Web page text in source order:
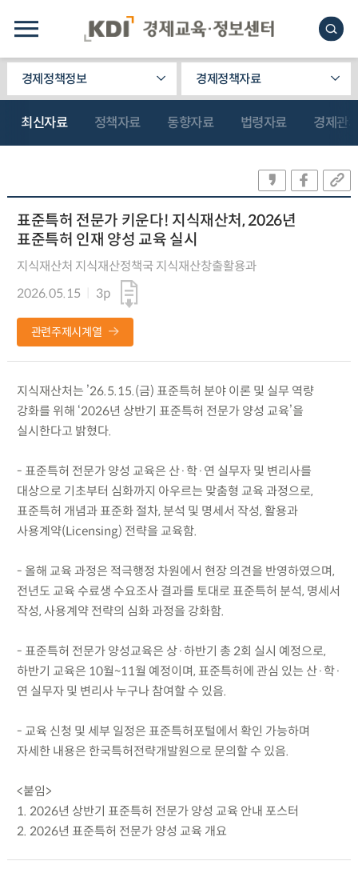
경제정책정보 경제정책자료
최신자료 정책자료 동향자료 법령자료 경제관
표준특허 전문가 키운다! 지식재산처, 2026년
표준특허 인재 양성 교육 실시
지식재산처 지식재산정책국 지식재산창출활용과
2026.05.15
3p
관련주제시계열
지식재산처는 ’26.5.15.(금) 표준특허 분야 이론 및 실무 역량
강화를 위해 ‘2026년 상반기 표준특허 전문가 양성 교육’을
실시한다고 밝혔다.
- 표준특허 전문가 양성 교육은 산·학·연 실무자 및 변리사를
대상으로 기초부터 심화까지 아우르는 맞춤형 교육 과정으로,
표준특허 개념과 표준화 절차, 분석 및 명세서 작성, 활용과
사용계약(Licensing) 전략을 교육함.
- 올해 교육 과정은 적극행정 차원에서 현장 의견을 반영하였으며,
전년도 교육 수료생 수요조사 결과를 토대로 표준특허 분석, 명세서
작성, 사용계약 전략의 심화 과정을 강화함.
- 표준특허 전문가 양성교육은 상·하반기 총 2회 실시 예정으로,
하반기 교육은 10월~11월 예정이며, 표준특허에 관심 있는 산·학·
연 실무자 및 변리사 누구나 참여할 수 있음.
- 교육 신청 및 세부 일정은 표준특허포털에서 확인 가능하며
자세한 내용은 한국특허전략개발원으로 문의할 수 있음.
<붙임>
1. 2026년 상반기 표준특허 전문가 양성 교육 안내 포스터
2. 2026년 표준특허 전문가 양성 교육 개요